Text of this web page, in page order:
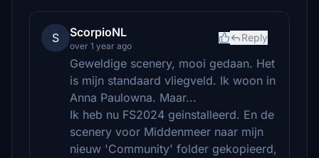
S ScorpioNL
over 1 year ago
Reply
Geweldige scenery, mooi gedaan. Het
is mijn standaard vliegveld. Ik woon in
Anna Paulowna. Maar...
Ik heb nu FS2024 geinstalleerd. En de
scenery voor Middenmeer naar mijn
nieuw 'Community' folder gekopieerd,